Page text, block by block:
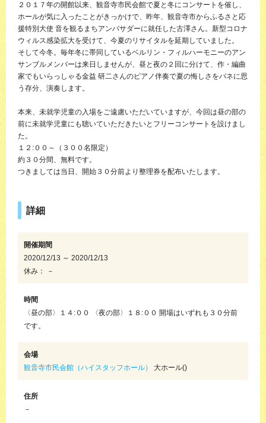
２０１７年の開館以来、観音寺市民会館で夏と冬にコンサートを催し、
ホールが気に入ったことがきっかけで、昨年、観音寺市からふるさと応
援特別大使 音を観るまちアンバサダーに就任した古澤さん。新型コロナ
ウィルス感染拡大を受けて、今夏のリサイタルを延期していました。
そして今冬。毎年冬に帯同しているベルリン・フィルハーモニーのアン
サンブルメンバーは来日しませんが、昼と夜の２回に分けて、作・編曲
家でもいらっしゃる金益 研二さんのピアノ伴奏で夏の悔しさをバネに思
う存分、演奏します。
本来、未就学児童の入場をご遠慮いただいていますが、今回は昼の部の
前に未就学児童にも聴いていただきたいとフリーコンサートを設けまし
た。
１２:００～（３００名限定）
約３０分間、無料です。
つきましては当日、開始３０分前より整理券を配布いたします。
詳細
開催期間
2020/12/13 ～ 2020/12/13
休み： －
時間
〈昼の部〉１４:００ 〈夜の部〉１８:００ 開場はいずれも３０分前
です。
会場
観音寺市民会館（ハイスタッフホール）
大ホール()
住所
－